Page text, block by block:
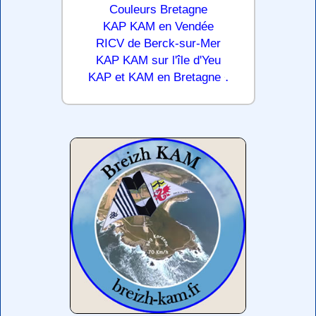
Couleurs Bretagne
KAP KAM en Vendée
RICV de Berck-sur-Mer
KAP KAM sur l'île d'Yeu
KAP et KAM en Bretagne .